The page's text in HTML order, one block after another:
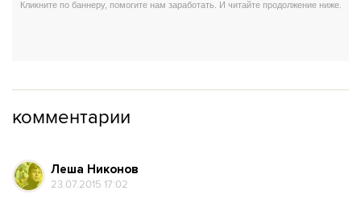
комментарии
Леша Никонов
23.07.2015 17:02